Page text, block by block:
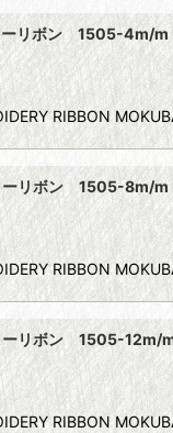
ーリボン 1505-4m/m
RIBBON
ーリボン 1505-8m/m
RIBBON
ーリボン 1505-12m/
RIBBON